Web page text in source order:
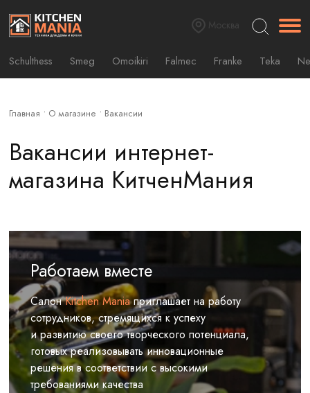
Москва
Schulthess Smeg Omoikiri Falmec Franke Teka
Главная О магазине Вакансии
Вакансии интернет-
магазина КитченМания
Работаем вместе
СалонKitchen Maniaприглашает на работу
сотрудников, стремящихся к успеху
и развитию своего творческого потенциала,
готовых реализовывать инновационные
решения в соответствии с высокими
требованиями качества